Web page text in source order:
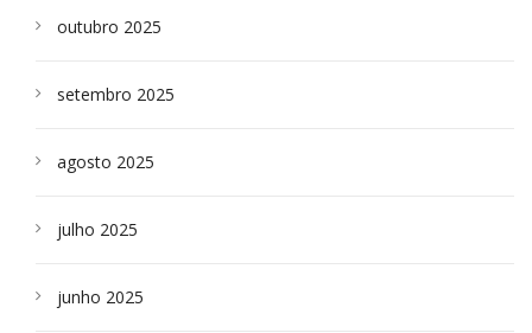
outubro 2025
setembro 2025
agosto 2025
julho 2025
junho 2025